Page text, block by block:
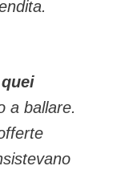
quei
a ballare.